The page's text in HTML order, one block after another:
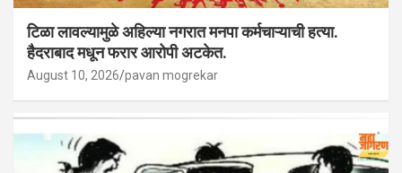
टिळा लावल्यामुळे अहिल्या नगरात मनपा कर्मचाऱ्याची हत्या.
हैदराबाद मधून फरार आरोपी अटकेत.
August 10, 2026 pavan mogrekar